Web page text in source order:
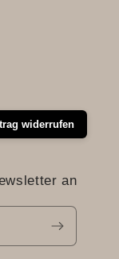
widerrufen
an